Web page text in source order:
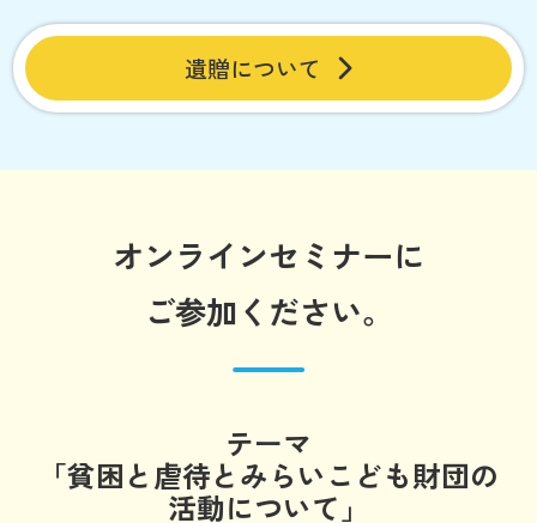
遺贈について
オンラインセミナーに
ご参加ください。
テーマ
「貧困と虐待とみらいこども財団の
活動について」